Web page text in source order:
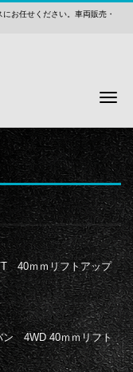
お任せください。車両販売・
40ｍｍリフトアップ
ン 4WD 40ｍｍリフト